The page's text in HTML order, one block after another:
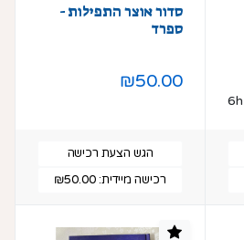
סדור אוצר התפילות -
ספרד
₪50.00
הגש הצעת רכישה
רכישה מיידית:₪50.00